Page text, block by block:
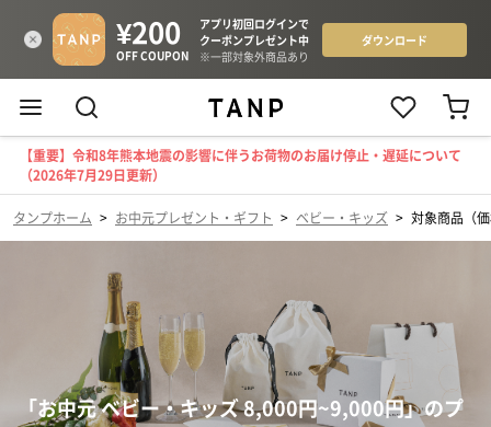
【重要】令和8年熊本地震の影響に伴うお荷物のお届け停止・遅延について
（2026年7月29日更新）
タンプホーム > お中元プレゼント・ギフト > ベビー・キッズ > 対象商品（
「お中元 ベビー・キッズ 8,000円~9,000円」のプ